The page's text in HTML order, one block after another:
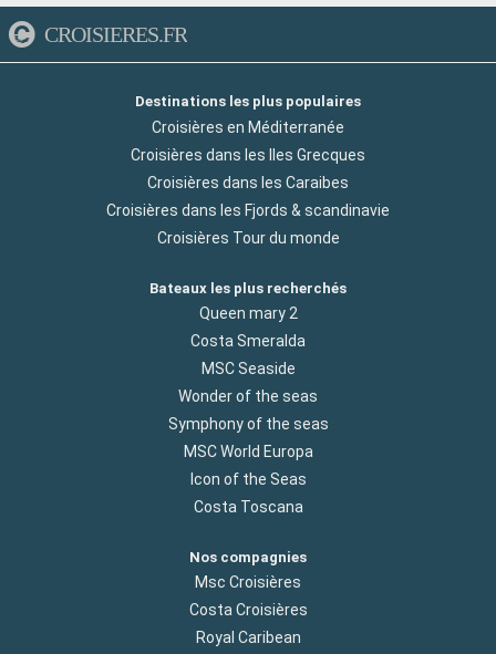
CROISIERES.FR
Destinations les plus populaires
Croisières en Méditerranée
Croisières dans les Iles Grecques
Croisières dans les Caraibes
Croisières dans les Fjords & scandinavie
Croisières Tour du monde
Bateaux les plus recherchés
Queen mary 2
Costa Smeralda
MSC Seaside
Wonder of the seas
Symphony of the seas
MSC World Europa
Icon of the Seas
Costa Toscana
Nos compagnies
Msc Croisières
Costa Croisières
Royal Caribean